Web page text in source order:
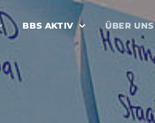
BBS AKTIV ÜBER UNS